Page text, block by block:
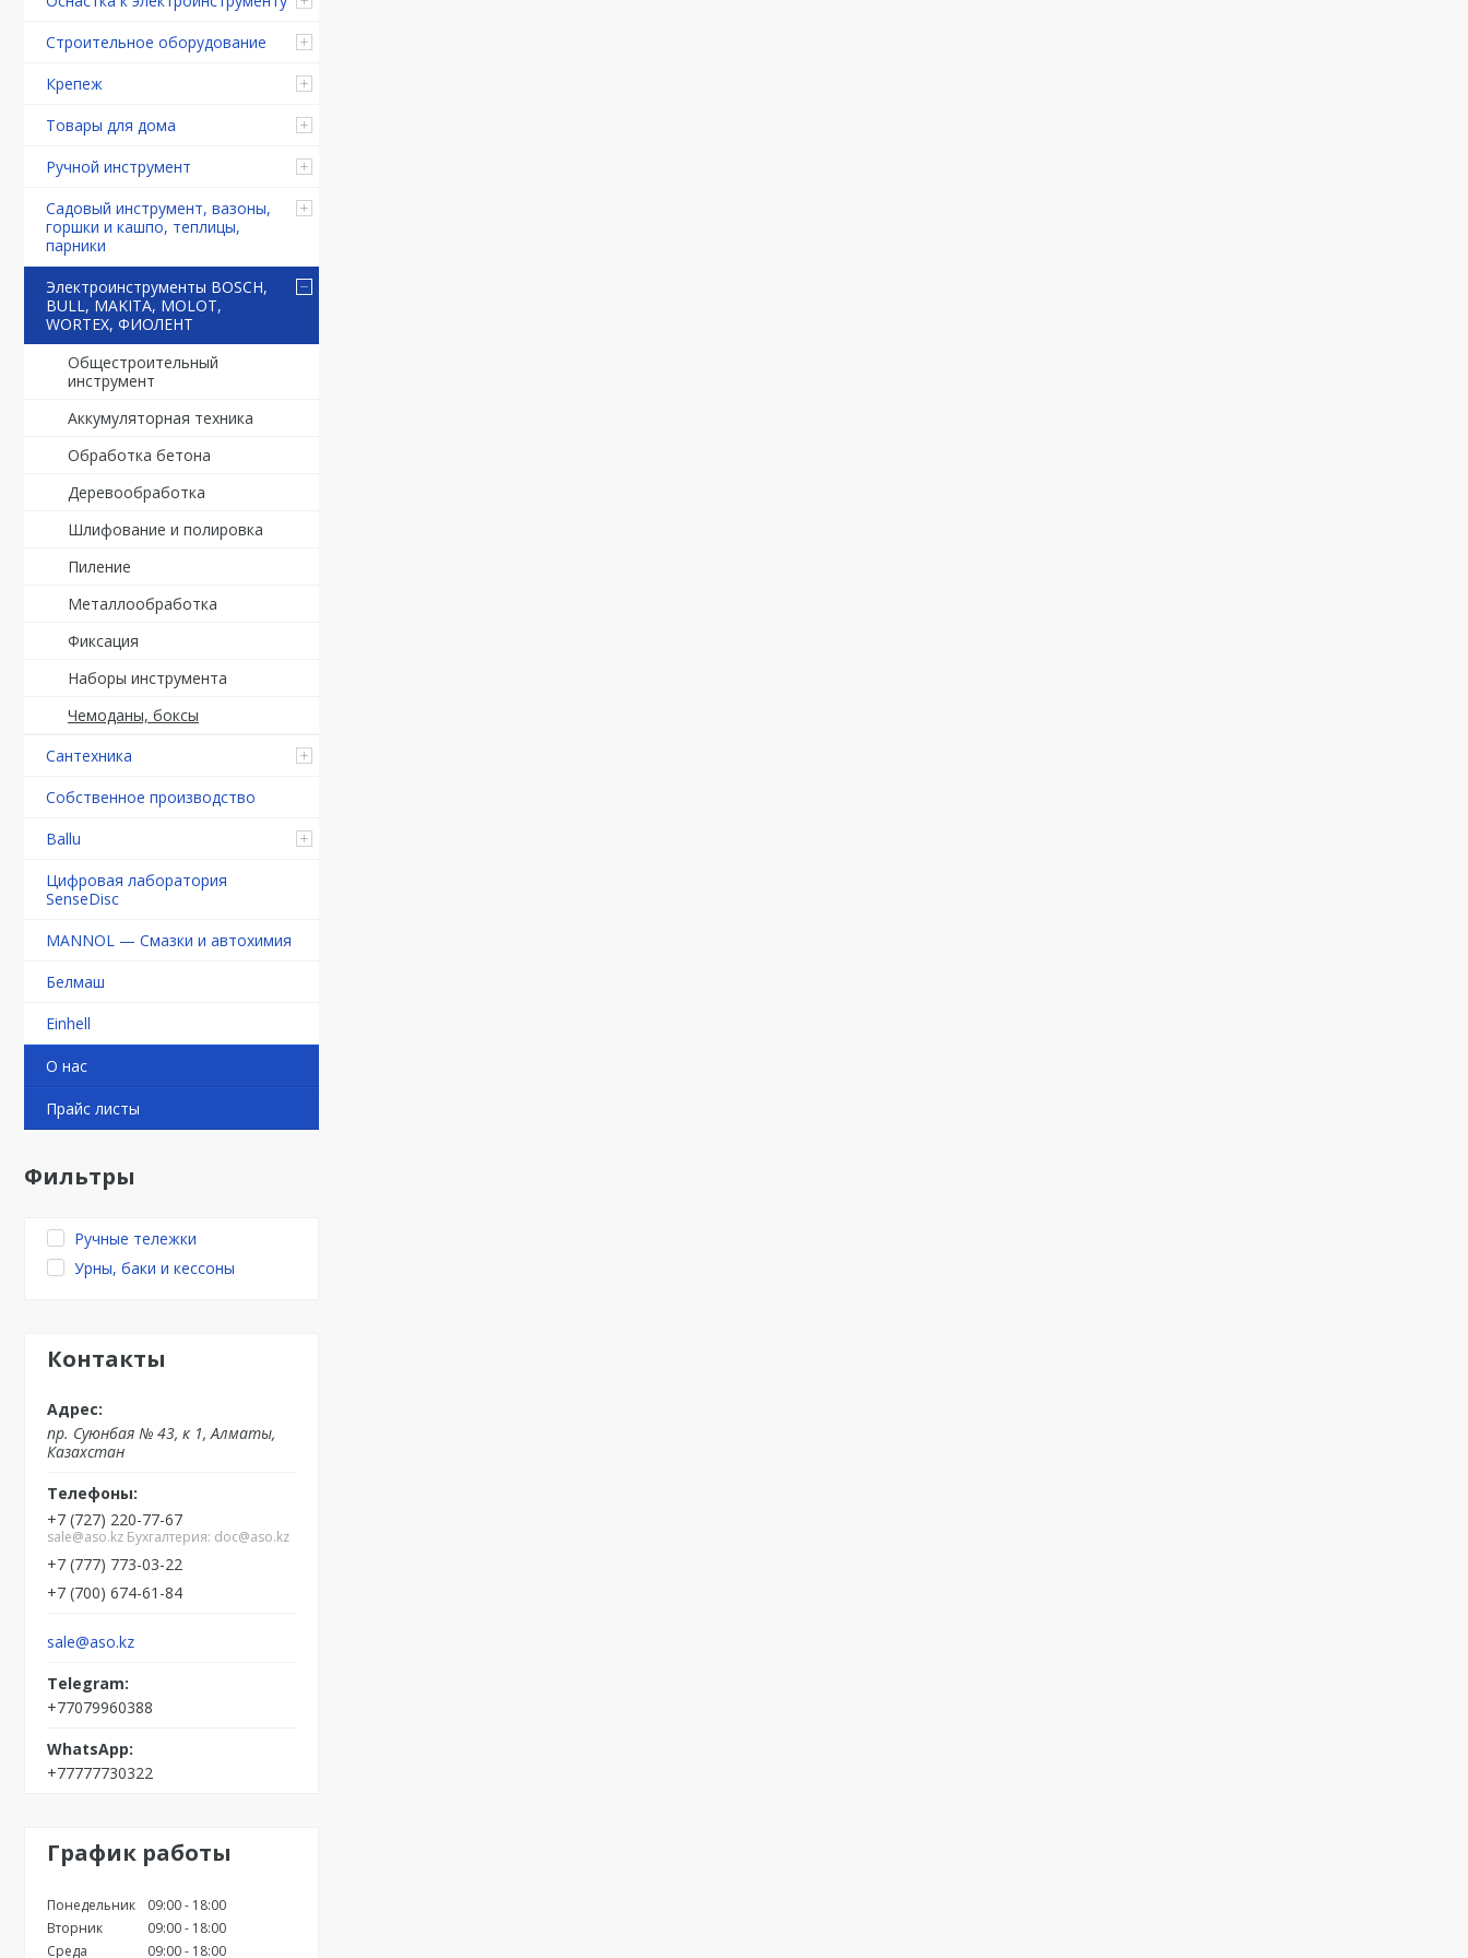
Строительное оборудование
Крепеж
Товары для дома
Ручной инструмент
Садовый инструмент, вазоны,
горшки и кашпо, теплицы,
парники
Электроинструменты BOSCH,
BULL, MAKITA, MOLOT,
WORTEX, ФИОЛЕНТ
Общестроительный
инструмент
Аккумуляторная техника
Обработка бетона
Деревообработка
Шлифование и полировка
Пиление
Металлообработка
Фиксация
Наборы инструмента
Чемоданы, боксы
Сантехника
Собственное производство
Ballu
Цифровая лаборатория
SenseDisc
MANNOL — Смазки и автохимия
Белмаш
Einhell
О нас
Прайс листы
Фильтры
Ручные тележки
Урны, баки и кессоны
Контакты
пр. Суюнбая № 43, к 1, Алматы,
Казахстан
+7 (727) 220-77-67
sale@aso.kz Бухгалтерия: doc@aso.kz
+7 (777) 773-03-22
+7 (700) 674-61-84
sale@aso.kz
+77079960388
+77777730322
График работы
Понедельник 09:00
18:00
Вторник
09:00
18:00
Среда
09:00 18:00